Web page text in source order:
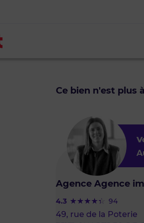
Ce bien n'est plus
Agence Agence
4.3 94
49, rue de la Poterie